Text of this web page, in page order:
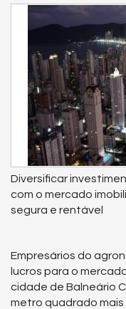
Diversificar
com o mercado
segura e rentável
Empresários do
lucros para o
cidade de Balneário
metro quadrado mais